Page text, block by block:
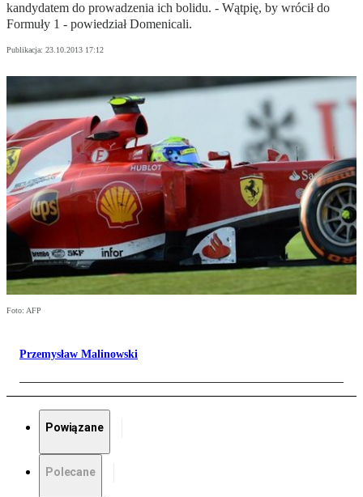
kandydatem do prowadzenia ich bolidu. - Wątpię, by wrócił do
Formuły 1 - powiedział Domenicali.
Publikacja: 23.10.2013 17:12
Foto: AFP
Przemysław Malinowski
Powiązane
Polecane